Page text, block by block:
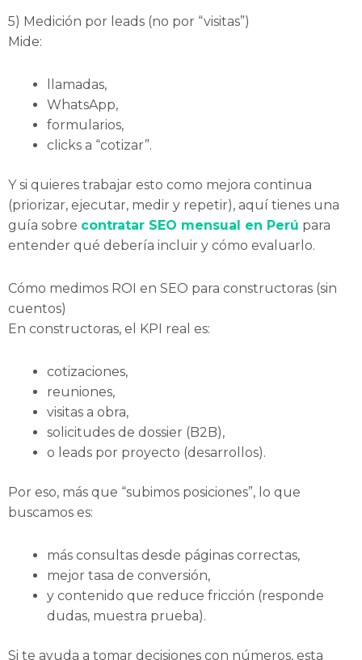
5) Medición por leads (no por “visitas”)
Mide:
llamadas,
WhatsApp,
formularios,
clicks a “cotizar”.
Y si quieres trabajar esto como mejora continua
(priorizar, ejecutar, medir y repetir), aquí tienes una
guía sobre contratar SEO mensual en Perú para
entender qué debería incluir y cómo evaluarlo.
Cómo medimos ROI en SEO para constructoras (sin
cuentos)
En constructoras, el KPI real es:
cotizaciones,
reuniones,
visitas a obra,
solicitudes de dossier (B2B),
o leads por proyecto (desarrollos).
Por eso, más que “subimos posiciones”, lo que
buscamos es:
más consultas desde páginas correctas,
mejor tasa de conversión,
y contenido que reduce fricción (responde
dudas, muestra prueba).
Si te ayuda a tomar decisiones con números, esta